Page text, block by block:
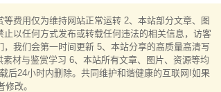
费用仅为维持网站正常运转 2、本站部分文章、图
以任何方式发布或转载任何违法的相关信息，访客
我们会第一时间更新 5、本站分享的高质量高清写
材与鉴赏学习 6、本站所有文章、图片、资源等均
后24小时内删除。共同维护和谐健康的互联网!如果
改。